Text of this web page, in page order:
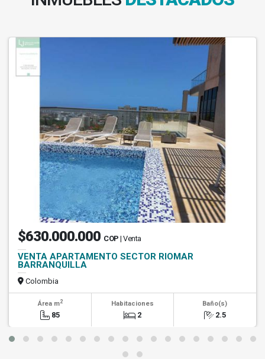
$630.000.000 COP | Venta
VENTA APARTAMENTO SECTOR RIOMAR
BARRANQUILLA
Colombia
Área m2
85
Habitaciones
2
Baño(s)
2.5